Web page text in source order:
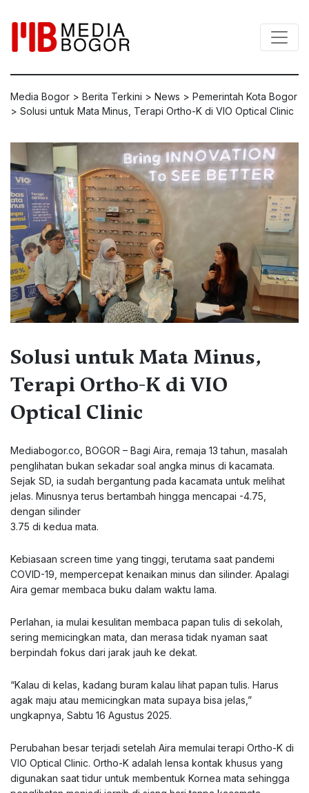
Media Bogor > Berita Terkini > News > Pemerintah Kota Bogor
> Solusi untuk Mata Minus, Terapi Ortho-K di VIO Optical Clinic
Solusi untuk Mata Minus,
Terapi Ortho-K di VIO
Optical Clinic
Mediabogor.co, BOGOR – Bagi Aira, remaja 13 tahun, masalah
penglihatan bukan sekadar soal angka minus di kacamata.
Sejak SD, ia sudah bergantung pada kacamata untuk melihat
jelas. Minusnya terus bertambah hingga mencapai -4.75,
dengan silinder
3.75 di kedua mata.
Kebiasaan screen time yang tinggi, terutama saat pandemi
COVID-19, mempercepat kenaikan minus dan silinder. Apalagi
Aira gemar membaca buku dalam waktu lama.
Perlahan, ia mulai kesulitan membaca papan tulis di sekolah,
sering memicingkan mata, dan merasa tidak nyaman saat
berpindah fokus dari jarak jauh ke dekat.
“Kalau di kelas, kadang buram kalau lihat papan tulis. Harus
agak maju atau memicingkan mata supaya bisa jelas,”
ungkapnya, Sabtu 16 Agustus 2025.
Perubahan besar terjadi setelah Aira memulai terapi Ortho-K di
VIO Optical Clinic. Ortho-K adalah lensa kontak khusus yang
digunakan saat tidur untuk membentuk Kornea mata sehingga